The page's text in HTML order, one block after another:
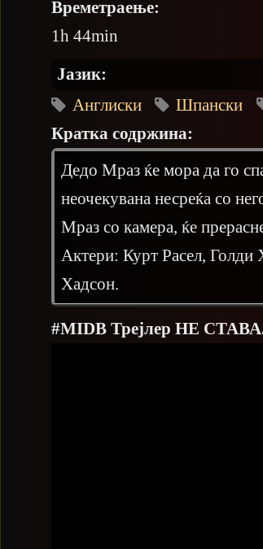
Времетраење:
1h 44min
Јазик:
Англиски
Шпански
Кратка содржина:
Дедо Мраз ќе мора да го
неочекувана несреќа со
Мраз со камера, ќе
Актери: Курт Расел,
Хадсон.
#MIDB Трејлер НЕ